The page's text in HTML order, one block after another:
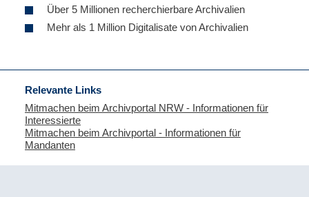
Über 5 Millionen recherchierbare Archivalien
Mehr als 1 Million Digitalisate von Archivalien
Relevante Links
Mitmachen beim Archivportal NRW - Informationen für
Interessierte
Mitmachen beim Archivportal - Informationen für
Mandanten